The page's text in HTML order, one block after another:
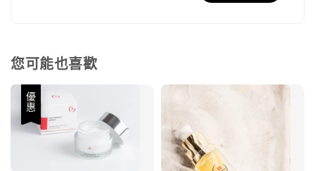
您可能也喜歡
優惠